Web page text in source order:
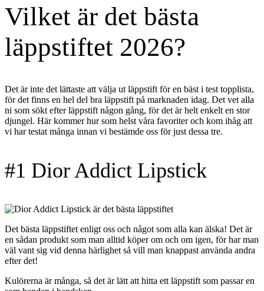
Vilket är det bästa
läppstiftet 2026?
Det är inte det lättaste att välja ut läppstift för en bäst i test topplista,
för det finns en hel del bra läppstift på marknaden idag. Det vet alla
ni som sökt efter läppstift någon gång, för det är helt enkelt en stor
djungel. Här kommer hur som helst våra favoriter och kom ihåg att
vi har testat många innan vi bestämde oss för just dessa tre.
#1 Dior Addict Lipstick
Det bästa läppstiftet enligt oss och något som alla kan älska! Det är
en sådan produkt som man alltid köper om och om igen, för har man
väl vant sig vid denna härlighet så vill man knappast använda andra
efter det!
Kulörerna är många, så det är lätt att hitta ett läppstift som passar en